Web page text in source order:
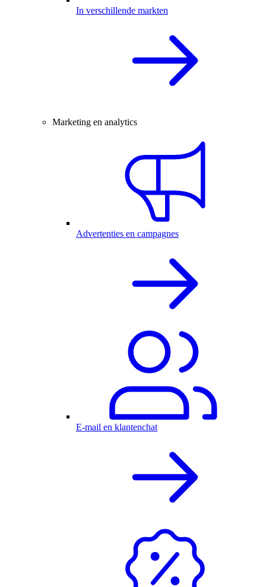
In verschillende markten
Marketing en analytics
Advertenties en campagnes
E-mail en klantenchat